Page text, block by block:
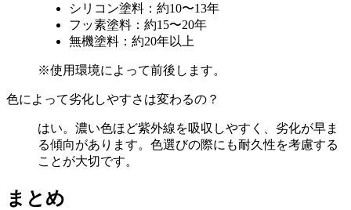
シリコン塗料：約10〜13年
フッ素塗料：約15〜20年
無機塗料：約20年以上
※使用環境によって前後します。
色によって劣化しやすさは変わるの？
はい。濃い色ほど紫外線を吸収しやすく、劣化が早ま
る傾向があります。色選びの際にも耐久性を考慮する
ことが大切です。
まとめ